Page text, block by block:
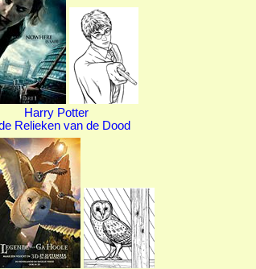
Harry Potter
Relieken van de Dood